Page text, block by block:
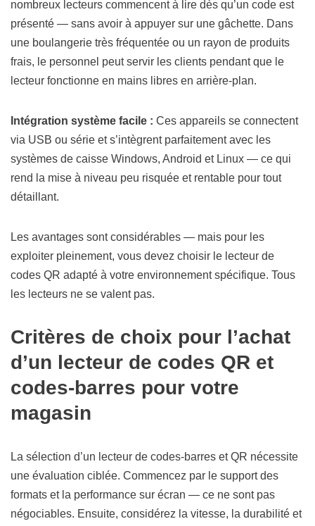
nombreux lecteurs commencent à lire dès qu’un code est
présenté — sans avoir à appuyer sur une gâchette. Dans
une boulangerie très fréquentée ou un rayon de produits
frais, le personnel peut servir les clients pendant que le
lecteur fonctionne en mains libres en arrière-plan.
Intégration système facile : Ces appareils se connectent
via USB ou série et s’intègrent parfaitement avec les
systèmes de caisse Windows, Android et Linux — ce qui
rend la mise à niveau peu risquée et rentable pour tout
détaillant.
Les avantages sont considérables — mais pour les
exploiter pleinement, vous devez choisir le lecteur de
codes QR adapté à votre environnement spécifique. Tous
les lecteurs ne se valent pas.
Critères de choix pour l’achat
d’un lecteur de codes QR et
codes-barres pour votre
magasin
La sélection d’un lecteur de codes-barres et QR nécessite
une évaluation ciblée. Commencez par le support des
formats et la performance sur écran — ce ne sont pas
négociables. Ensuite, considérez la vitesse, la durabilité et